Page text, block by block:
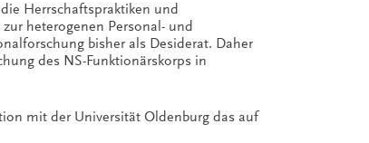
Herrschaftspraktiken und
heterogenen Personal- und
bisher als Desiderat. Daher
des NS-Funktionärskorps in
mit der Universität Oldenburg das auf